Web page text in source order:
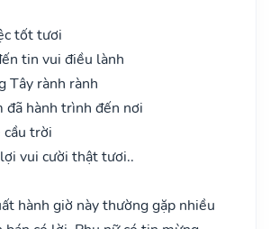
tốt tươi
tin vui điều lành
Tây rành rành
đã hành trình đến nơi
trời
vui cười thật tươi..
hành giờ này thường gặp nhiều